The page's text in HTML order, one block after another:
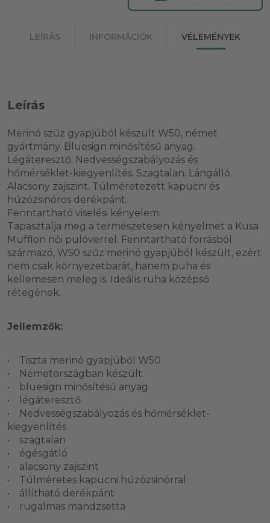
LEÍRÁS INFORMÁCIÓK VÉLEMÉNYEK
Leírás
Merinó szűz gyapjúból készült W50, német
gyártmány. Bluesign minősítésű anyag.
Légáteresztő. Nedvességszabályozás és
hőmérséklet-kiegyenlítés. Szagtalan. Lángálló.
Alacsony zajszint. Túlméretezett kapucni és
húzózsinóros derékpánt.
Fenntartható viselési kényelem.
Tapasztalja meg a természetesen kényelmet a Kusa
Mufflon női pulóverrel. Fenntartható forrásból
származó, W50 szűz merinó gyapjúból készült, ezért
nem csak környezetbarát, hanem puha és
kellemesen meleg is. Ideális ruha középső
rétegének.
Jellemzők:
• Tiszta merinó gyapjúból W50
• Németországban készült
• bluesign minősítésű anyag
• légáteresztő
• Nedvességszabályozás és hőmérséklet-
kiegyenlítés
• szagtalan
• égésgátló
• alacsony zajszint
• Túlméretes kapucni húzózsinórral
• állítható derékpánt
• rugalmas mandzsetta